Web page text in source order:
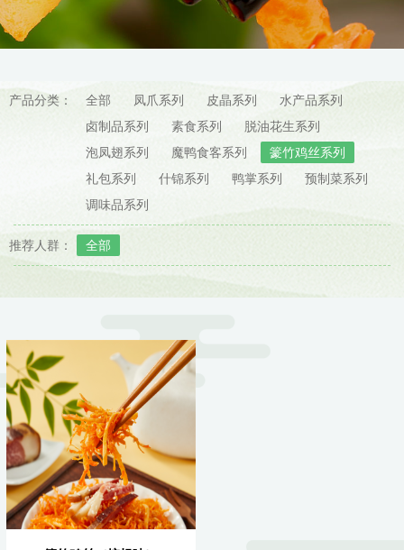
产品分类： 全部 凤爪系列 皮晶系列
水产品系列
卤制品系列
素食系列
脱油花生系列
泡凤翅系列
魔鸭食客系列
籇竹鸡丝系列
礼包系列
什锦系列 鸭掌系列
预制菜系列
调味品系列
推荐人群： 全部